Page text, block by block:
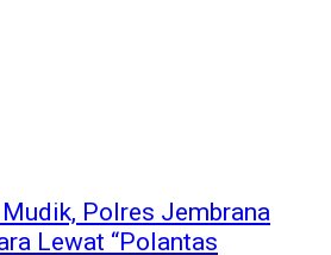
Polres Jembrana
Lewat “Polantas